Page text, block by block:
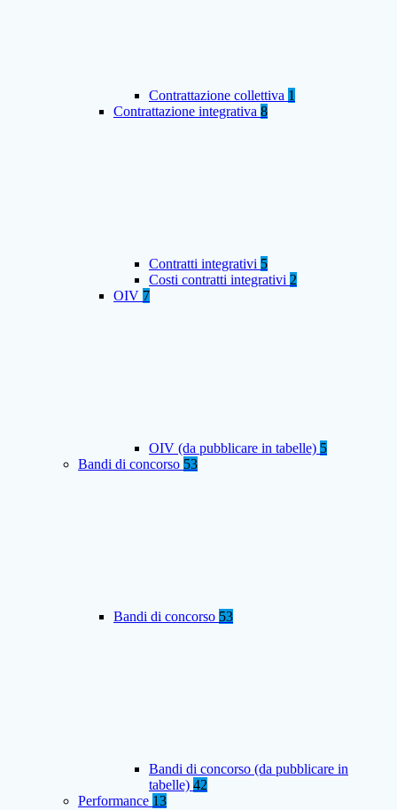
Contrattazione collettiva 1
Contrattazione integrativa 8
Contratti integrativi 5
Costi contratti integrativi 2
OIV 7
OIV (da pubblicare in tabelle) 5
Bandi di concorso 53
Bandi di concorso 53
Bandi di concorso (da pubblicare in
tabelle) 42
Performance 13